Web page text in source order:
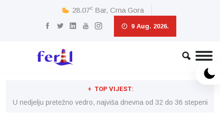
28.07c Bar, Crna Gora
9 Aug. 2026.
TOP VIJEST:
U nedjelju pretežno vedro, najviša dnevna od 32 do 36 stepeni